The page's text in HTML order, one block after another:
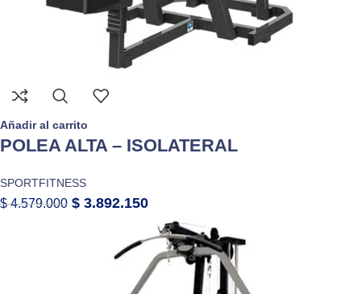
Añadir al carrito
POLEA ALTA – ISOLATERAL
SPORTFITNESS
$4.579.000 $ 3.892.150